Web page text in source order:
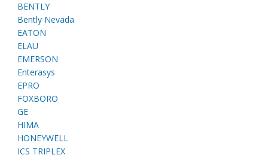
BENTLY
Bently Nevada
EATON
ELAU
EMERSON
Enterasys
EPRO
FOXBORO
GE
HIMA
HONEYWELL
ICS TRIPLEX